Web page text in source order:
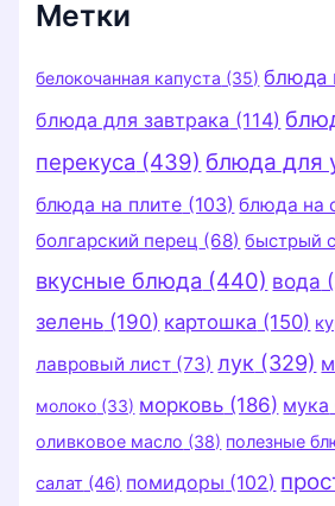
Метки
белокочанная капуста (35) блюда
блюда для завтрака (114)
перекуса (439) блюда для
блюда на плите (103) блюда на
болгарский перец (68) быстрый
вкусные блюда (440) вода
зелень (190) картошка (150)
лавровый лист (73) лук (329)
молоко (33) морковь (186) мука
оливковое масло (38) полезные
салат (46) помидоры (102)